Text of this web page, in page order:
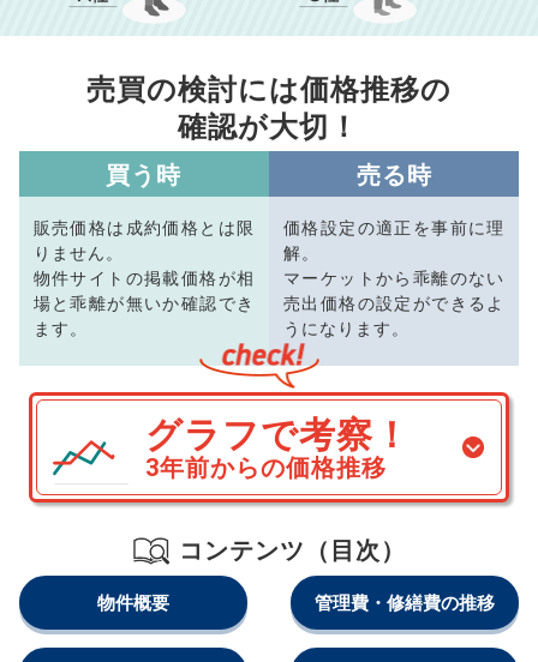
売買の検討には価格推移の
確認が大切！
買う時
販売価格は成約価格とは限
りません。
物件サイトの掲載価格が相
場と乖離が無いか確認でき
ます。
売る時
価格設定の適正を事前に理
解。
マーケットから乖離のない
売出価格の設定ができるよ
うになります。
グラフで考察！
3年前からの価格推移
コンテンツ（目次）
物件概要 管理費・修繕費の推移